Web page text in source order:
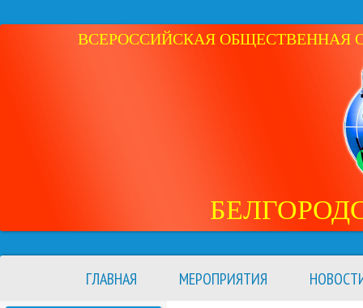
ВСЕРОССИЙСКАЯ ОБЩЕСТВЕННАЯ
ГЛАВНАЯ МЕРОПРИЯТИЯ